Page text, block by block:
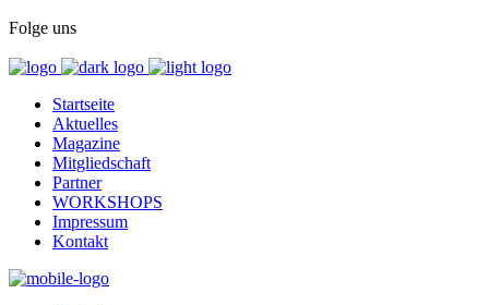
Folge uns
Startseite
Aktuelles
Magazine
Mitgliedschaft
Partner
WORKSHOPS
Impressum
Kontakt